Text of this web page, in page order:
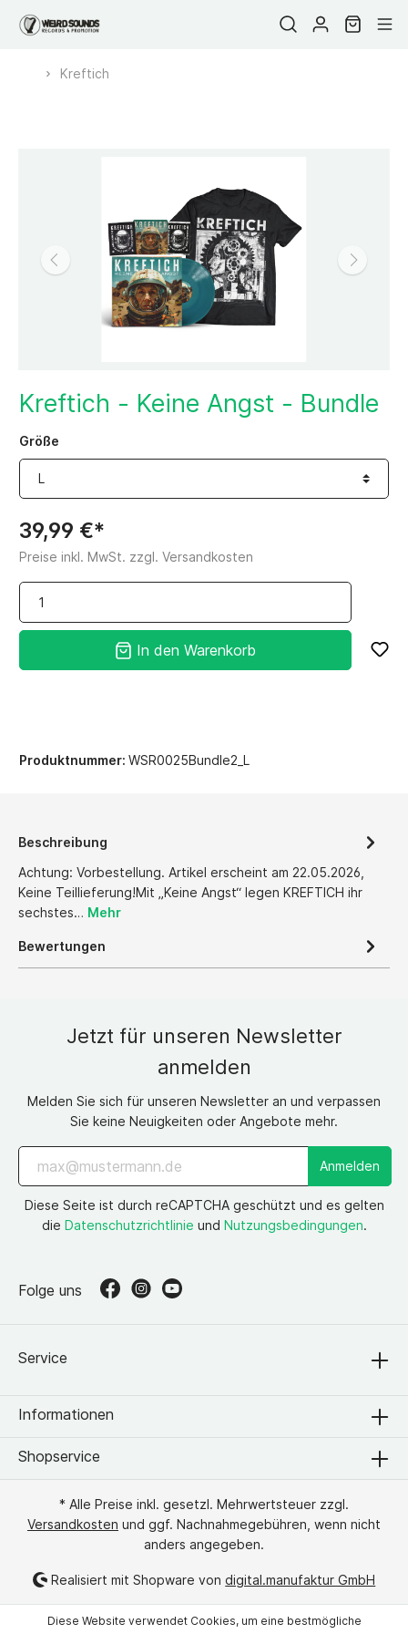
Kreftich
Kreftich - Keine Angst - Bundle
39,99 €*
Preise inkl. MwSt. zzgl. Versandkosten
Größe
In den Warenkorb
Produktnummer: WSR0025Bundle2_L
Beschreibung
Achtung: Vorbestellung. Artikel erscheint am 22.05.2026,
Keine Teillieferung!Mit „Keine Angst“ legen KREFTICH ihr
sechstes… Mehr
Bewertungen
Jetzt für unseren Newsletter
anmelden
Melden Sie sich für unseren Newsletter an und verpassen
Sie keine Neuigkeiten oder Angebote mehr.
Diese Seite ist durch reCAPTCHA geschützt und es gelten
die Datenschutzrichtlinie und Nutzungsbedingungen.
Anmelden
Service
Folge uns
Informationen
Shopservice
* Alle Preise inkl. gesetzl. Mehrwertsteuer zzgl.
Versandkosten und ggf. Nachnahmegebühren, wenn nicht
anders angegeben.
Realisiert mit Shopware vondigital.manufaktur GmbH
Diese Website verwendet Cookies, um eine bestmögliche